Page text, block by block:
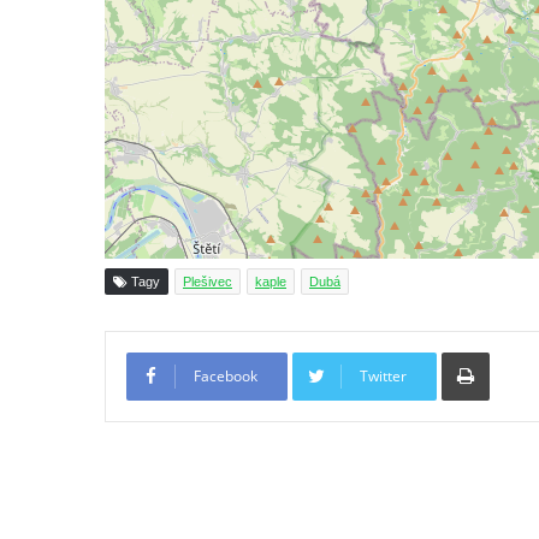
roušky pot z tváře
Křížová cesta Římov – XIX. kaple – Kristus
kříž nesoucí potkává Pannu Marii
Křížová cesta Římov – XVIII. kaple – Na
Ježíše vložen kříž
Křížová cesta Římov – XVII. kaple – Velký
Pilát
Křížová cesta Římov – XVI. kaple – U
Herodesa
Křížová cesta Římov – XV. kaple – Malý
Křížová cesta Římov – XIV. kaple – U
Kaifáše (U Děvečky)
Tagy Plešivec kaple Dubá
Facebook Twitter